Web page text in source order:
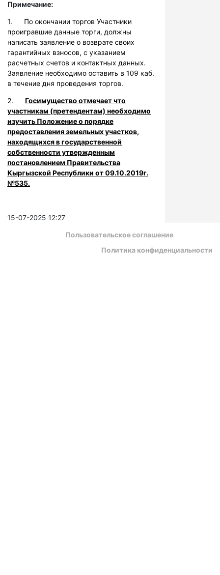
Примечание:
1. По окончании торгов Участники
проигравшие данные торги, должны
написать заявление о возврате своих
гарантийных взносов, с указанием
расчетных счетов и контактных данных.
Заявление необходимо оставить в 109 каб.
в течение дня проведения торгов.
2. Госимущество отмечает что
участникам (претендентам) необходимо
изучить Положение о порядке
предоставления земельных участков,
находящихся в государственной
собственности утвержденным
постановлением Правительства
Кыргызской Республики от 09.10.2019г.
№535.
15-07-2025 12:27
Пользовательское соглашение
Политика конфиденциальности